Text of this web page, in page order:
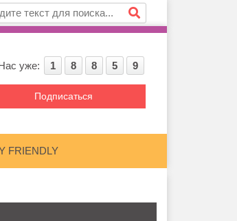
уже: 1 8 8 5 9
Подписаться
FRIENDLY